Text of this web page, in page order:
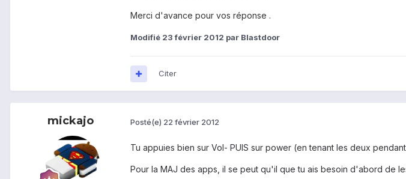
Merci d'avance pour vos réponse .
Modifié 23 février 2012 par Blastdoor
Citer
mickajo Posté(e) 22 février 2012
Tu appuies bien sur Vol- PUIS sur power (en tenant les deux
Pour la MAJ des apps, il se peut qu'il que tu ais besoin d'abord de